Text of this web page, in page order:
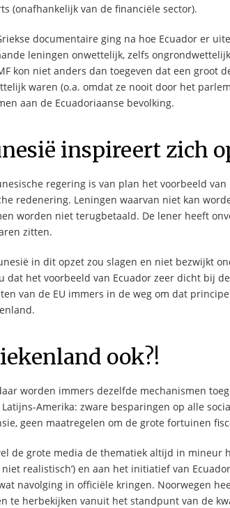
(onafhankelijk van de financiële sector).
documentaire ging na hoe Ecuador er
leningen onwettelijk, zelfs
kon niet anders dan toegeven dat een groot
waren (o.a. omdat ze nooit door het
aan de Ecuadoriaanse bevolking.
inspireert zich
regering is van plan het voorbeeld
redenering. Leningen waarvan niet kan
worden niet terugbetaald. De lener heeft
zitten.
in dit opzet zou slagen en niet bezwijkt
dat het voorbeeld van Ecuador zeer dicht bij
van de EU immers in de weg om dat
ook?!
worden immers dezelfde mechanismen
Latijns-Amerika: zware besparingen op alle
geen maatregelen om de grote fortuinen
de grote media de thematiek altijd in mineur
realistisch’) en aan het initiatief van
navolging in officiële kringen. Noorwegen
te herbekijken vanuit het standpunt van de